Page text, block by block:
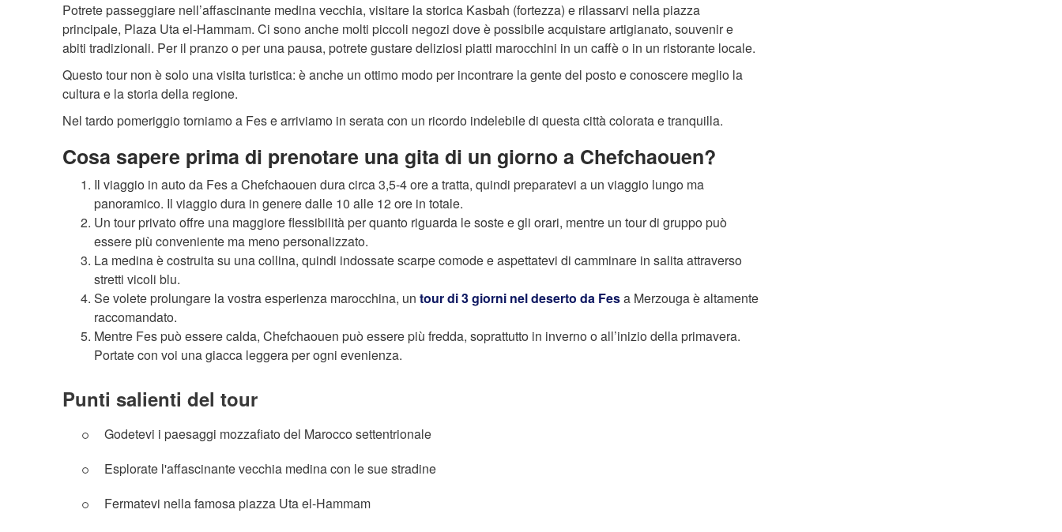
Potrete passeggiare nell’affascinante medina vecchia, visitare la storica Kasbah (fortezza) e rilassarvi nella piazza
principale, Plaza Uta el-Hammam. Ci sono anche molti piccoli negozi dove è possibile acquistare artigianato, souvenir e
abiti tradizionali. Per il pranzo o per una pausa, potrete gustare deliziosi piatti marocchini in un caffè o in un ristorante locale.
Questo tour non è solo una visita turistica: è anche un ottimo modo per incontrare la gente del posto e conoscere meglio la
cultura e la storia della regione.
Nel tardo pomeriggio torniamo a Fes e arriviamo in serata con un ricordo indelebile di questa città colorata e tranquilla.
Cosa sapere prima di prenotare una gita di un giorno a Chefchaouen?
Il viaggio in auto da Fes a Chefchaouen dura circa 3,5-4 ore a tratta, quindi preparatevi a un viaggio lungo ma
panoramico. Il viaggio dura in genere dalle 10 alle 12 ore in totale.
Un tour privato offre una maggiore flessibilità per quanto riguarda le soste e gli orari, mentre un tour di gruppo può
essere più conveniente ma meno personalizzato.
La medina è costruita su una collina, quindi indossate scarpe comode e aspettatevi di camminare in salita attraverso
stretti vicoli blu.
Se volete prolungare la vostra esperienza marocchina, un tour di 3 giorni nel deserto da Fesa Merzouga è altamente
raccomandato.
Mentre Fes può essere calda, Chefchaouen può essere più fredda, soprattutto in inverno o all’inizio della primavera.
Portate con voi una giacca leggera per ogni evenienza.
Punti salienti del tour
Godetevi i paesaggi mozzafiato del Marocco settentrionale
Esplorate l'affascinante vecchia medina con le sue stradine
Fermatevi nella famosa piazza Uta el-Hammam